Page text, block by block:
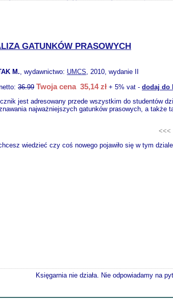
GATUNKÓW PRASOWYCH
M., wydawnictwo: UMCS, 2010, wydanie II
36.99 Twoja cena 35,14 zł + 5% vat - dodaj do
jest adresowany przede wszystkim do studentów
najważniejszych gatunków prasowych, a także
<<<
wiedzieć czy coś nowego pojawiło się w tym
Księgarnia nie działa. Nie odpowiadamy na